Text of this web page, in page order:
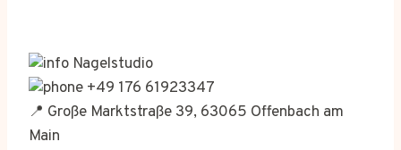
Nagelstudio
+49 176 61923347
📍 Große Marktstraße 39, 63065 Offenbach am
Main